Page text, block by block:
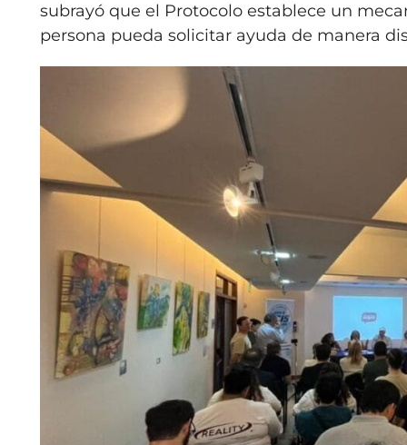
subrayó que el Protocolo establece un
persona pueda solicitar ayuda de manera